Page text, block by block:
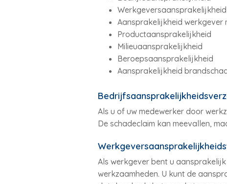
Werkgeversaansprakelijkheid
Aansprakelijkheid werkgever
Productaansprakelijkheid
Milieuaansprakelijkheid
Beroepsaansprakelijkheid
Aansprakelijkheid
Als u of uw medewerker door
De schadeclaim kan meevallen,
Als werkgever bent u
werkzaamheden. U kunt de